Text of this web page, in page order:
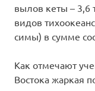
вылов кеты – 3,6
видов
симы) в сумме
Как отмечают
Востока жаркая